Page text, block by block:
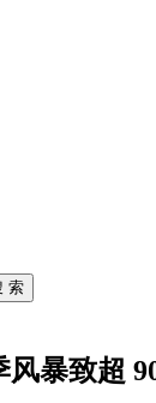
索
暴致超